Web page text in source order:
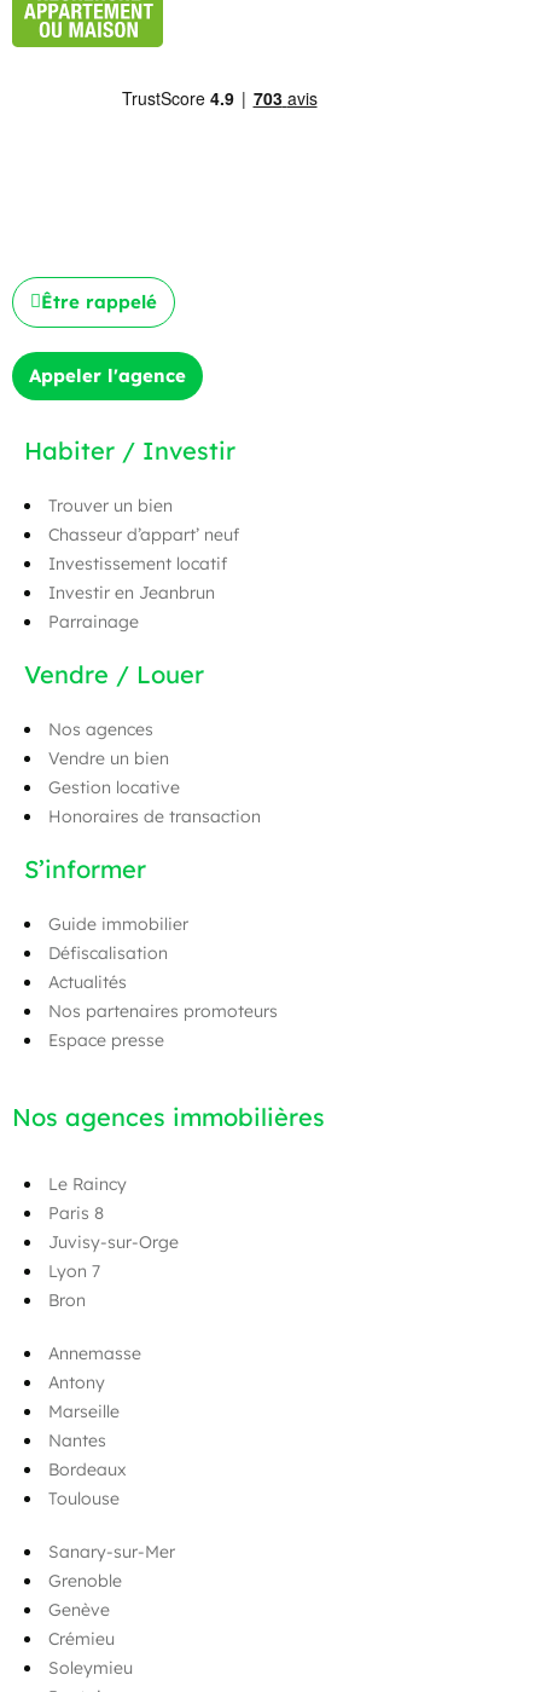
Être rappelé
Appeler l'agence
Habiter / Investir
Trouver un bien
Chasseur d’appart’ neuf
Investissement locatif
Investir en Jeanbrun
Parrainage
Vendre / Louer
Nos agences
Vendre un bien
Gestion locative
Honoraires de transaction
S’informer
Guide immobilier
Défiscalisation
Actualités
Nos partenaires promoteurs
Espace presse
Nos agences immobilières
Le Raincy
Paris 8
Juvisy-sur-Orge
Lyon 7
Bron
Annemasse
Antony
Marseille
Nantes
Bordeaux
Toulouse
Sanary-sur-Mer
Grenoble
Genève
Crémieu
Soleymieu